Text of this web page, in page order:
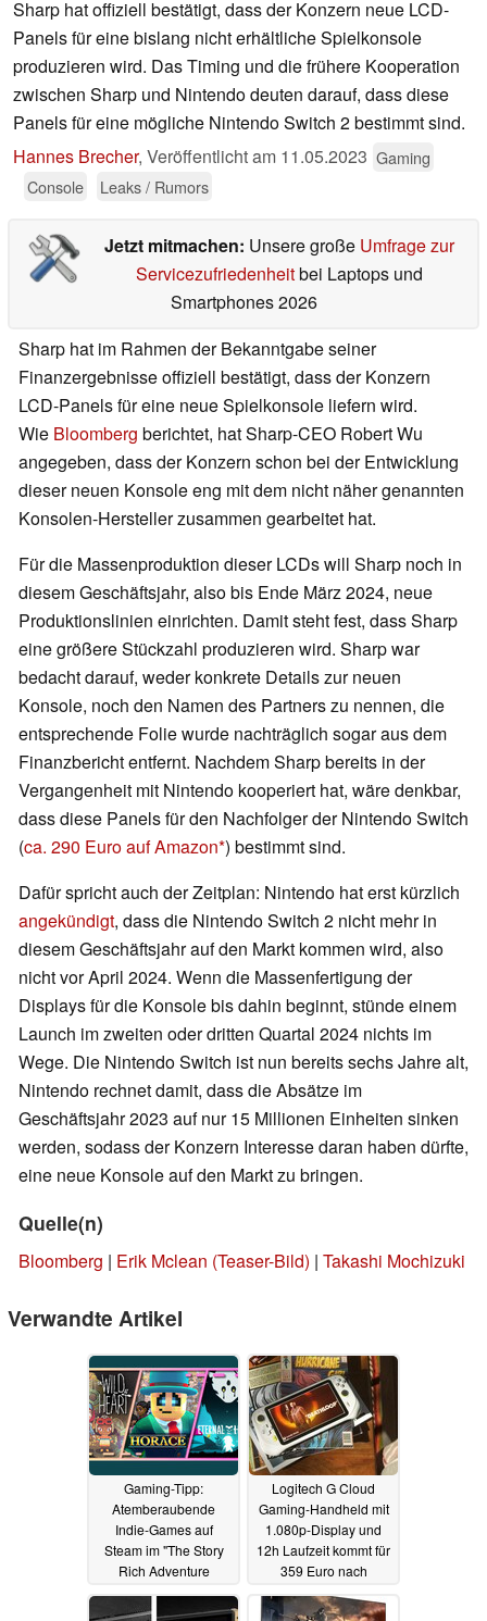
Sharp hat offiziell bestätigt, dass der Konzern neue LCD-
Panels für eine bislang nicht erhältliche Spielkonsole
produzieren wird. Das Timing und die frühere Kooperation
zwischen Sharp und Nintendo deuten darauf, dass diese
Panels für eine mögliche Nintendo Switch 2 bestimmt sind.
Hannes Brecher, Veröffentlicht am 11.05.2023 Gaming
Console
Leaks / Rumors
Jetzt mitmachen: Unsere große Umfrage zur
Servicezufriedenheitbei Laptops und
Smartphones 2026
Sharp hat im Rahmen der Bekanntgabe seiner
Finanzergebnisse offiziell bestätigt, dass der Konzern
LCD-Panels für eine neue Spielkonsole liefern wird.
Wie Bloomberg berichtet, hat Sharp-CEO Robert Wu
angegeben, dass der Konzern schon bei der Entwicklung
dieser neuen Konsole eng mit dem nicht näher genannten
Konsolen-Hersteller zusammen gearbeitet hat.
Für die Massenproduktion dieser LCDs will Sharp noch in
diesem Geschäftsjahr, also bis Ende März 2024, neue
Produktionslinien einrichten. Damit steht fest, dass Sharp
eine größere Stückzahl produzieren wird. Sharp war
bedacht darauf, weder konkrete Details zur neuen
Konsole, noch den Namen des Partners zu nennen, die
entsprechende Folie wurde nachträglich sogar aus dem
Finanzbericht entfernt. Nachdem Sharp bereits in der
Vergangenheit mit Nintendo kooperiert hat, wäre denkbar,
dass diese Panels für den Nachfolger der Nintendo Switch
(ca. 290 Euro auf Amazon ) bestimmt sind.
Dafür spricht auch der Zeitplan: Nintendo hat erst kürzlich
angekündigt, dass die Nintendo Switch 2 nicht mehr in
diesem Geschäftsjahr auf den Markt kommen wird, also
nicht vor April 2024. Wenn die Massenfertigung der
Displays für die Konsole bis dahin beginnt, stünde einem
Launch im zweiten oder dritten Quartal 2024 nichts im
Wege. Die Nintendo Switch ist nun bereits sechs Jahre alt,
Nintendo rechnet damit, dass die Absätze im
Geschäftsjahr 2023 auf nur 15 Millionen Einheiten sinken
werden, sodass der Konzern Interesse daran haben dürfte,
eine neue Konsole auf den Markt zu bringen.
Quelle(n)
Bloomberg | Erik Mclean (Teaser-Bild) | Takashi Mochizuki
Verwandte Artikel
Gaming-Tipp:
Atemberaubende
Indie-Games auf
Steam im "The Story
Rich Adventure
Bundle" mit 61%
Rabatt16.05.2023
Logitech G Cloud
Gaming-Handheld mit
1.080p-Display und
12h Laufzeit kommt für
359 Euro nach
Deutschland16.05.2023